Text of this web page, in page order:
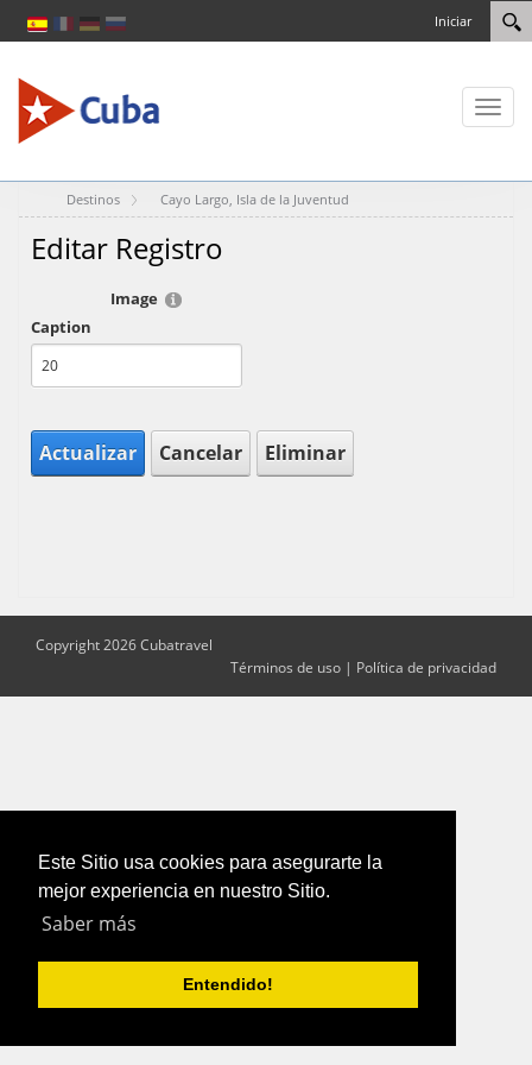
Este Sitio usa cookies para asegurarte la
mejor experiencia en nuestro Sitio.
Saber más
Entendido!
Iniciar
Toggle
Destinos Cayo Largo, Isla de la Juventud
Editar Registro
Image
Caption
Actualizar Cancelar Eliminar
Copyright 2026 Cubatravel
Términos de uso | Política de privacidad